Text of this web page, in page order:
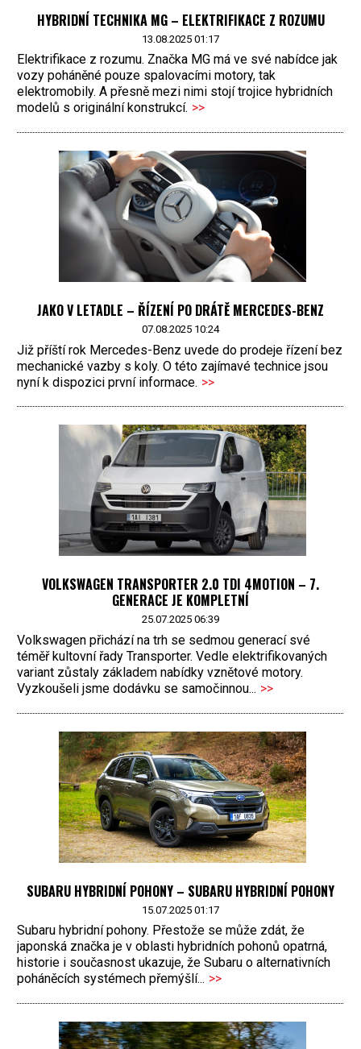
HYBRIDNÍ TECHNIKA MG – ELEKTRIFIKACE Z ROZUMU
13.08.2025 01:17
Elektrifikace z rozumu. Značka MG má ve své nabídce jak
vozy poháněné pouze spalovacími motory, tak
elektromobily. A přesně mezi nimi stojí trojice hybridních
modelů s originální konstrukcí. >>
JAKO V LETADLE – ŘÍZENÍ PO DRÁTĚ MERCEDES-BENZ
07.08.2025 10:24
Již příští rok Mercedes-Benz uvede do prodeje řízení bez
mechanické vazby s koly. O této zajímavé technice jsou
nyní k dispozici první informace. >>
VOLKSWAGEN TRANSPORTER 2.0 TDI 4MOTION – 7.
GENERACE JE KOMPLETNÍ
25.07.2025 06:39
Volkswagen přichází na trh se sedmou generací své
téměř kultovní řady Transporter. Vedle elektrifikovaných
variant zůstaly základem nabídky vznětové motory.
Vyzkoušeli jsme dodávku se samočinnou... >>
SUBARU HYBRIDNÍ POHONY – SUBARU HYBRIDNÍ POHONY
15.07.2025 01:17
Subaru hybridní pohony. Přestože se může zdát, že
japonská značka je v oblasti hybridních pohonů opatrná,
historie i současnost ukazuje, že Subaru o alternativních
poháněcích systémech přemýšlí... >>